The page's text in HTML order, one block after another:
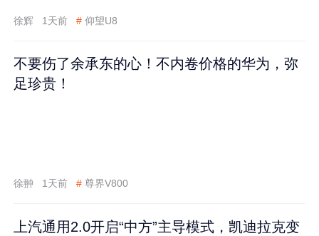
徐辉 1天前 # 仰望U8
不要伤了余承东的心！不内卷价格的华为，弥
足珍贵！
徐翀 1天前 # 尊界V800
上汽通用2.0开启“中方”主导模式，凯迪拉克变